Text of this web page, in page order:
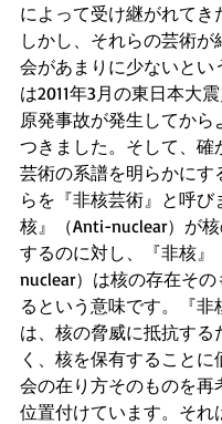
によって受け継がれてき
しかし、それらの芸術が
会があまりに少ないとい
は2011年3月の東日本大
原発事故が発生してから
つきました。そして、確
芸術の系譜を明らかにす
らを『非核芸術』と呼び
核』（Anti-nuclear）が
するのに対し、『非核』
nuclear）は核の存在そ
るという意味です。『非
は、核の脅威に抵抗する
く、核を保有することに
会の在り方そのものを再
位置付けています。それ